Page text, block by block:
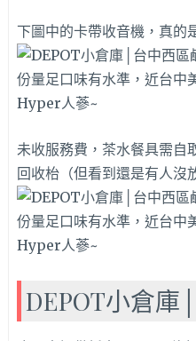
下圖中的卡帶收音機，真的
未收服務費，茶水餐具需自
回收枱（但看到還是有人沒
DEPOT小倉庫